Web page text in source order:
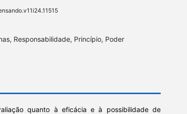
Responsabilidade, Princípio, Poder
quanto à eficácia e à possibilidade de